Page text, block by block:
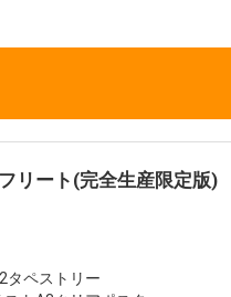
リート(完全生産限定版)
タペストリー